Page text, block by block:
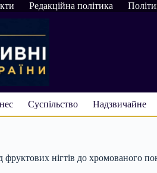
Редакційна політика
Суспільство Надзвичайне
нігтів до хромованого